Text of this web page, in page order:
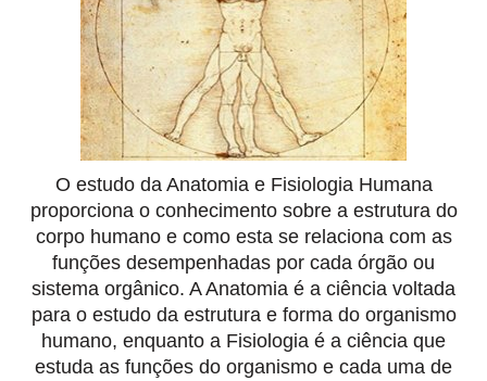
O estudo da Anatomia e Fisiologia Humana
proporciona o conhecimento sobre a estrutura do
corpo humano e como esta se relaciona com as
funções desempenhadas por cada órgão ou
sistema orgânico. A Anatomia é a ciência voltada
para o estudo da estrutura e forma do organismo
humano, enquanto a Fisiologia é a ciência que
estuda as funções do organismo e cada uma de